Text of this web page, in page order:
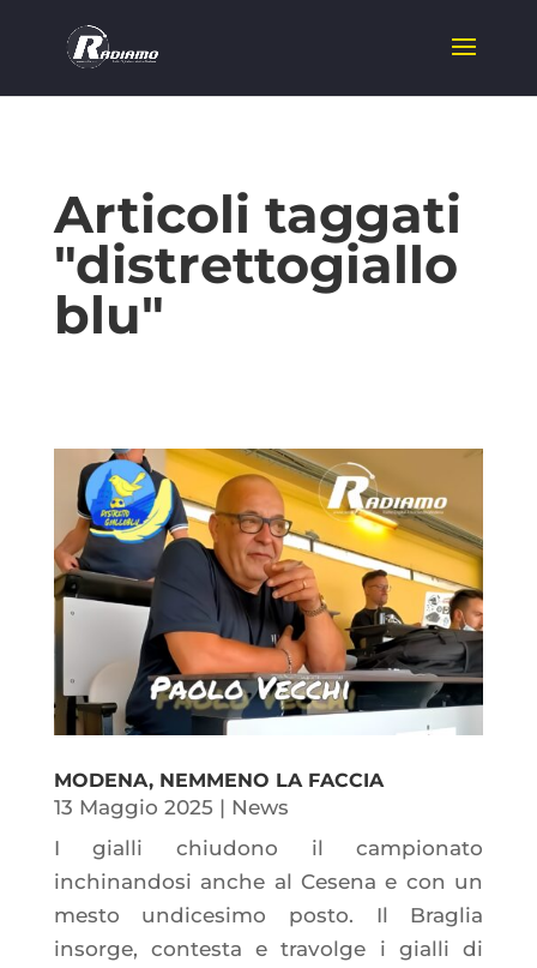
Articoli taggati
"distrettogiallo
blu"
MODENA, NEMMENO LA FACCIA
13 Maggio 2025 | News
I gialli chiudono il campionato
inchinandosi anche al Cesena e con un
mesto undicesimo posto. Il Braglia
insorge, contesta e travolge i gialli di